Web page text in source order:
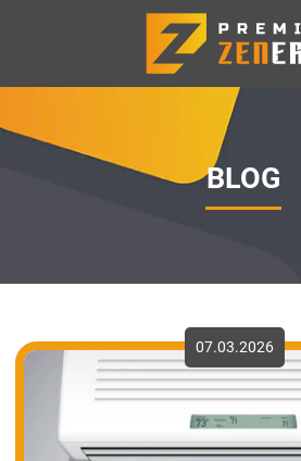
BLOG
07.03.2026